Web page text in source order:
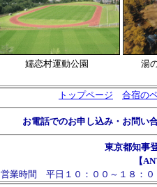
嬬恋村運動公園 湯
トップページ 合宿の
お電話でのお申し込み・お問い
東京都知事
【
営業時間 平日１０：００～１８：